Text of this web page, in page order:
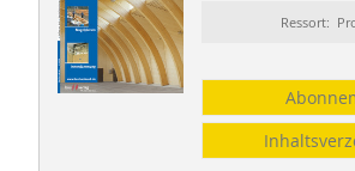
Ressort: